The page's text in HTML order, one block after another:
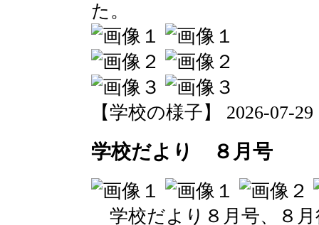
た。
【学校の様子】 2026-07-
学校だより ８月号
学校だより８月号、８